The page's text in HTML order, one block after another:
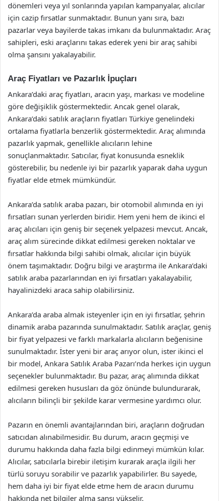
dönemleri veya yıl sonlarında yapılan kampanyalar, alıcılar
için cazip fırsatlar sunmaktadır. Bunun yanı sıra, bazı
pazarlar veya bayilerde takas imkanı da bulunmaktadır. Araç
sahipleri, eski araçlarını takas ederek yeni bir araç sahibi
olma şansını yakalayabilir.
Araç Fiyatları ve Pazarlık İpuçları
Ankara’daki araç fiyatları, aracın yaşı, markası ve modeline
göre değişiklik göstermektedir. Ancak genel olarak,
Ankara’daki satılık araçların fiyatları Türkiye genelindeki
ortalama fiyatlarla benzerlik göstermektedir. Araç alımında
pazarlık yapmak, genellikle alıcıların lehine
sonuçlanmaktadır. Satıcılar, fiyat konusunda esneklik
gösterebilir, bu nedenle iyi bir pazarlık yaparak daha uygun
fiyatlar elde etmek mümkündür.
Ankara’da satılık araba pazarı, bir otomobil alımında en iyi
fırsatları sunan yerlerden biridir. Hem yeni hem de ikinci el
araç alıcıları için geniş bir seçenek yelpazesi mevcut. Ancak,
araç alım sürecinde dikkat edilmesi gereken noktalar ve
fırsatlar hakkında bilgi sahibi olmak, alıcılar için büyük
önem taşımaktadır. Doğru bilgi ve araştırma ile Ankara’daki
satılık araba pazarlarından en iyi fırsatları yakalayabilir,
hayalinizdeki araca sahip olabilirsiniz.
Ankara’da araba almak isteyenler için en iyi fırsatlar, şehrin
dinamik araba pazarında sunulmaktadır. Satılık araçlar, geniş
bir fiyat yelpazesi ve farklı markalarla alıcıların beğenisine
sunulmaktadır. İster yeni bir araç arıyor olun, ister ikinci el
bir model, Ankara Satılık Araba Pazarı’nda herkes için uygun
seçenekler bulunmaktadır. Bu pazar, araç alımında dikkat
edilmesi gereken hususları da göz önünde bulundurarak,
alıcıların bilinçli bir şekilde karar vermesine yardımcı olur.
Pazarın en önemli avantajlarından biri, araçların doğrudan
satıcıdan alınabilmesidir. Bu durum, aracın geçmişi ve
durumu hakkında daha fazla bilgi edinmeyi mümkün kılar.
Alıcılar, satıcılarla birebir iletişim kurarak araçla ilgili her
türlü soruyu sorabilir ve pazarlık yapabilirler. Bu sayede,
hem daha iyi bir fiyat elde etme hem de aracın durumu
hakkında net bilgiler alma şansı yükselir.